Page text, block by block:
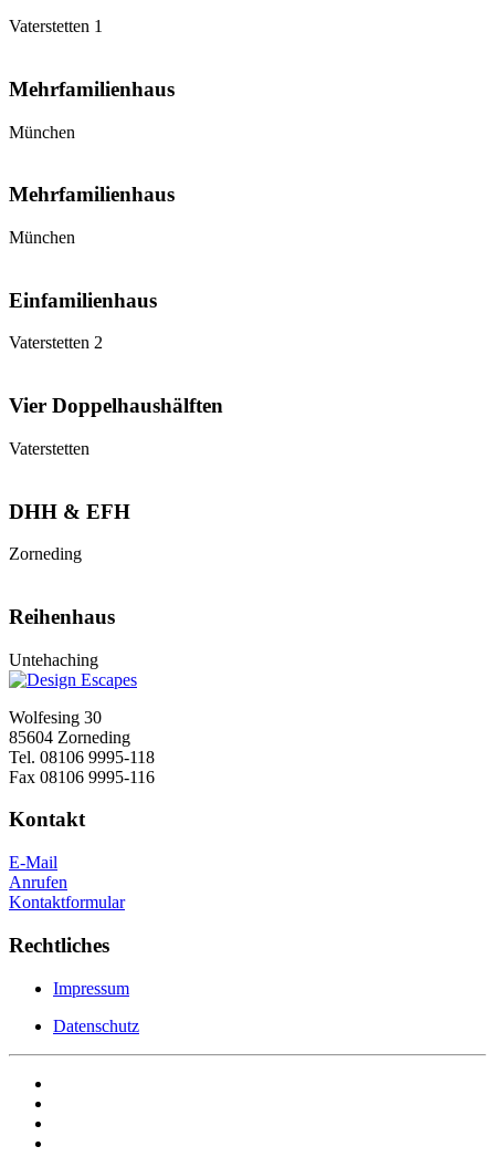
Vaterstetten 1
Mehrfamilienhaus
München
Mehrfamilienhaus
München
Einfamilienhaus
Vaterstetten 2
Vier Doppelhaushälften
Vaterstetten
DHH & EFH
Zorneding
Reihenhaus
Untehaching
Wolfesing 30
85604 Zorneding
Tel. 08106 9995-118
Fax 08106 9995-116
Kontakt
E-Mail
Anrufen
Kontaktformular
Rechtliches
Impressum
Datenschutz